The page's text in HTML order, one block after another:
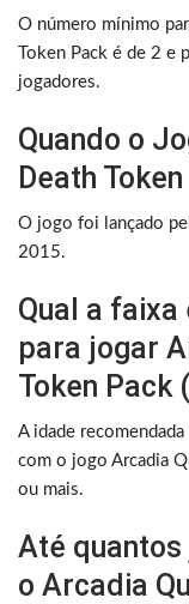
O número mínimo
Token Pack é de 2 e
jogadores.
Quando o
Death
O jogo foi lançado
2015.
Qual a
para jogar
Token Pack
A idade
com o jogo Arcadia
ou mais.
Até
o Arcadia